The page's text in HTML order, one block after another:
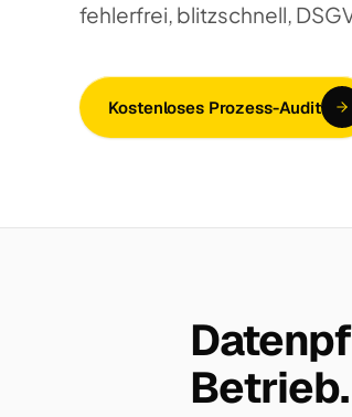
fehlerfrei, blitzschnell,
Kostenloses Prozess-Audit
Betrieb.